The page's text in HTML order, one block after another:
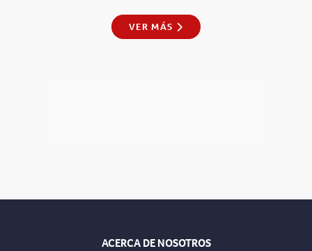
VER MÁS
ACERCA DE NOSOTROS